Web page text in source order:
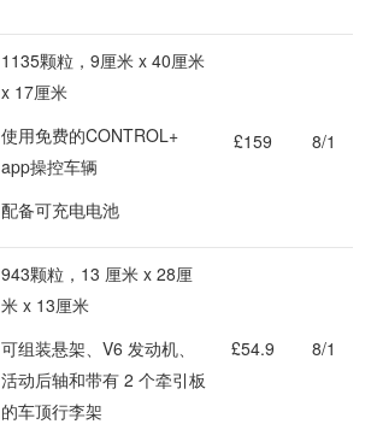
1135颗粒，9厘米 x 40厘米
x 17厘米
使用免费的CONTROL+
app操控车辆
配备可充电电池
£159 8/1
943颗粒，13 厘米 x 28厘
米 x 13厘米
可组装悬架、V6 发动机、
活动后轴和带有 2 个牵引板
的车顶行李架
£54.9 8/1